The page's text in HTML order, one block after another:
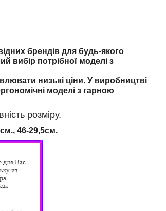
брендів для будь-якого
вибір потрібної моделі з
низькі ціни. У виробництві
моделі з гарною
розміру.
46-29,5см.